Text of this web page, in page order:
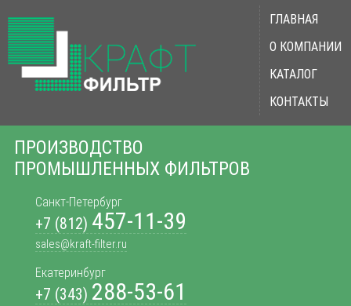
ПРОИЗВОДСТВО
ПРОМЫШЛЕННЫХ ФИЛЬТРОВ
Санкт-Петербург
+7 (812) 457-11-39
sales@kraft-filter.ru
Екатеринбург
+7 (343) 288-53-61
ГЛАВНАЯ
О КОМПАНИИ
КАТАЛОГ
КОНТАКТЫ